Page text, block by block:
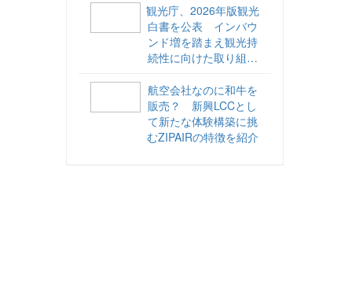
観光庁、2026年版観光
白書を公表 インバウ
ンド増を踏まえ観光持
続性に向けた取り組み
航空会社なのに和牛を
販売？ 新興LCCとし
て新たな体験構築に挑
むZIPAIRの特徴を紹介